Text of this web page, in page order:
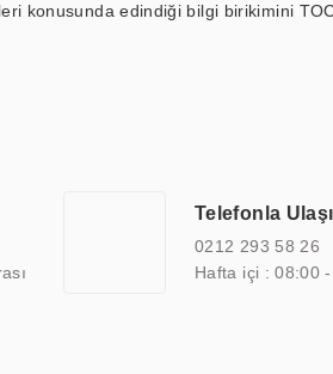
konusunda edindiği bilgi birikimini
sahip olup, etik değerlere bağlı
çıkmasına ve sürekli gelişimine katkı
Telefonla
0212 293 58 26
Hafta içi : 08:00